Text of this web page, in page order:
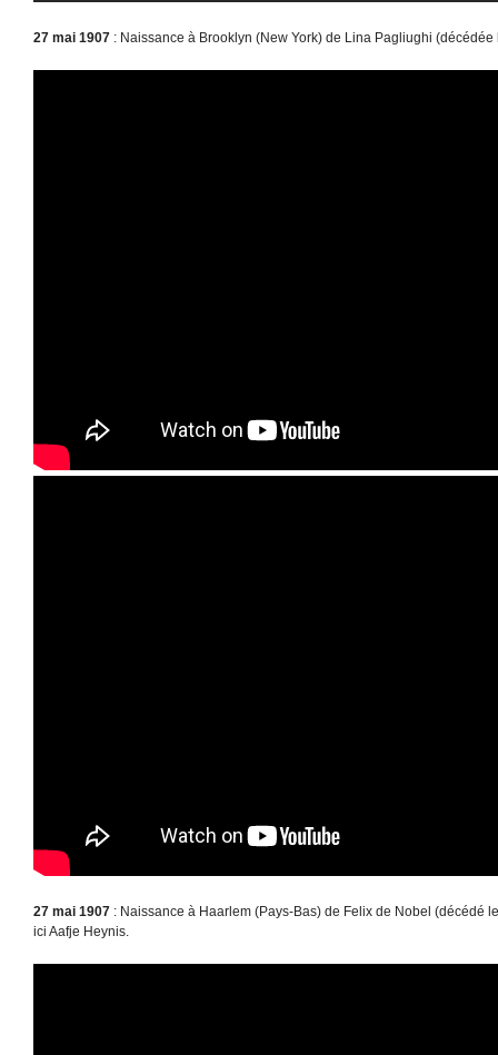
27 mai 1907 : Naissance à Brooklyn (New York) de Lina Pagliughi
27 mai 1907 : Naissance à Haarlem (Pays-Bas) de Felix de Nobel (décédé
ici Aafje Heynis.